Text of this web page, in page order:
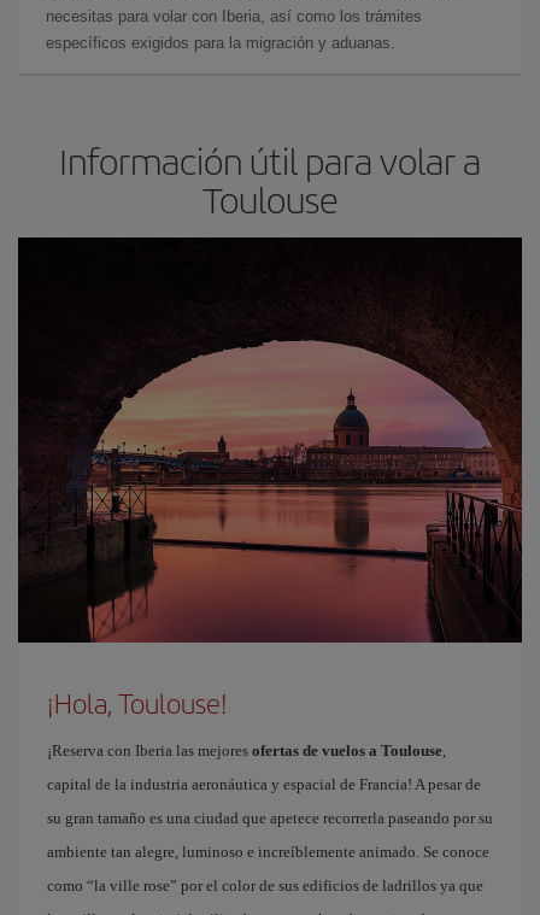
necesitas para volar con Iberia, así como los trámites
específicos exigidos para la migración y aduanas.
Información útil para volar a
Toulouse
¡Hola, Toulouse!
¡Reserva con Iberia las mejores ofertas de vuelos a Toulouse,
capital de la industria aeronáutica y espacial de Francia! A pesar de
su gran tamaño es una ciudad que apetece recorrerla paseando por su
ambiente tan alegre, luminoso e increíblemente animado. Se conoce
como “la ville rose” por el color de sus edificios de ladrillos ya que